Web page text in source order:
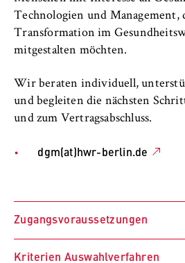
i
n
B
r
l
i
S
o
l
Technologien und Management,
Transformation im
mitgestalten möchten.
Wir beraten individuell,
und begleiten die nächsten
und zum Vertragsabschluss.
dgm(at)hwr-berlin.de
Zugangsvoraussetzungen
Kriterien Auswahlverfahren
Anbieter:
Betreiber dieser Website
Speichert den
Benutzers für Cookies auf
Domäne. Dadurch wird
Cookie-Banner bei jedem